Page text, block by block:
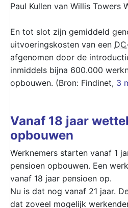
Paul Kullen van Willis Towers
En tot slot zijn gemiddeld
uitvoeringskosten van een DC
afgenomen door de
inmiddels bijna 600.000
opbouwen. (Bron: Findinet, 3
Vanaf 18 jaar
opbouwen
Werknemers starten vanaf 1
pensioen opbouwen. Een
vanaf 18 jaar pensioen op.
Nu is dat nog vanaf 21 jaar.
dat zoveel mogelijk